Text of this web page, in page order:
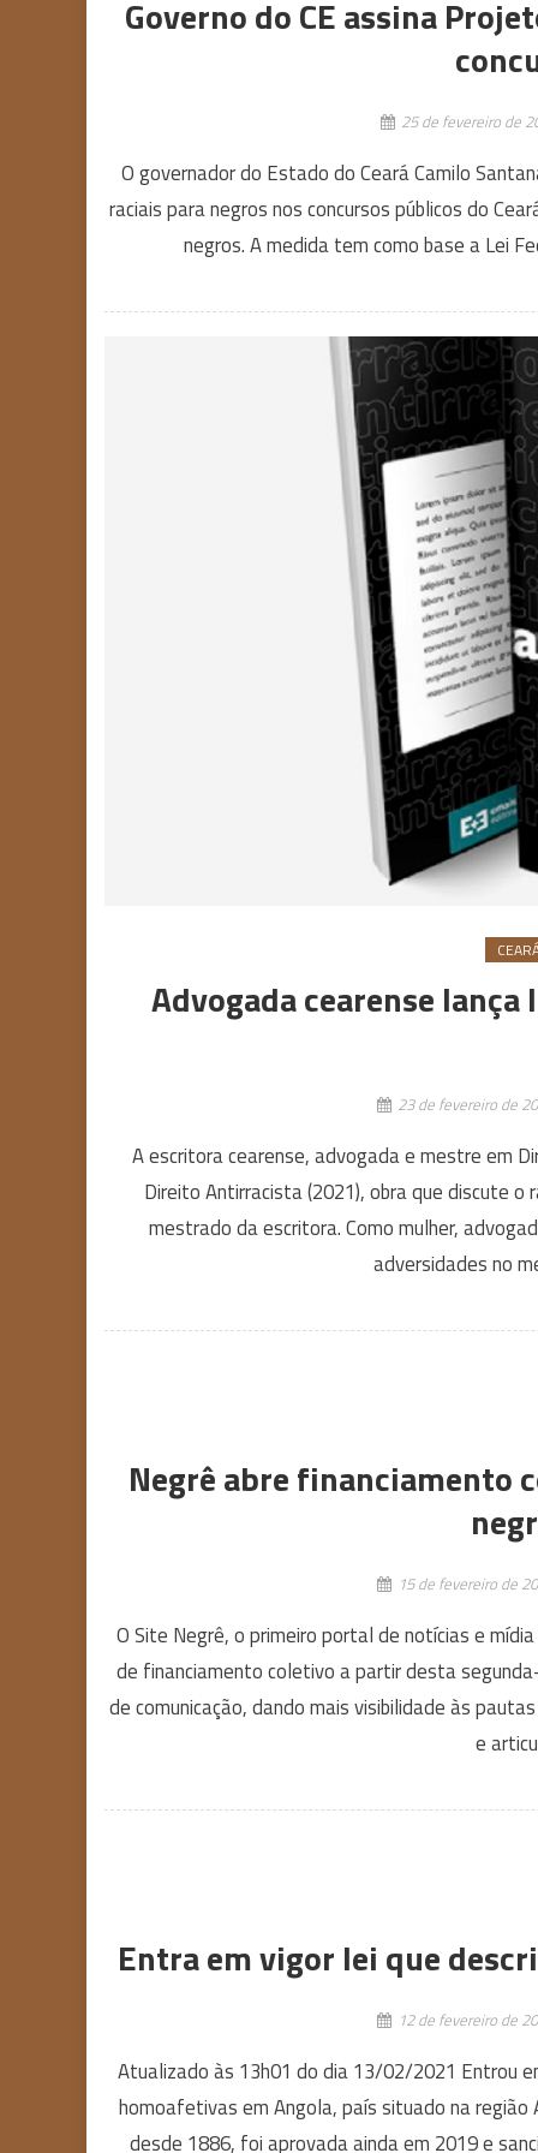
Governo do CE assina
25 de fevereiro de
O governador do Estado do Ceará Camilo
raciais para negros nos concursos públicos do
negros. A medida tem como base a Lei
Advogada cearense
23 de fevereiro de
A escritora cearense, advogada e mestre em
Direito Antirracista (2021), obra que discute o
mestrado da escritora. Como mulher,
adversidades no
Negrê abre financiamento
15 de fevereiro de
O Site Negrê, o primeiro portal de notícias e
de financiamento coletivo a partir desta
de comunicação, dando mais visibilidade às
e
Entra em vigor lei que
12 de fevereiro de
Atualizado às 13h01 do dia 13/02/2021 Entrou
homoafetivas em Angola, país situado na
desde 1886, foi aprovada ainda em 2019 e